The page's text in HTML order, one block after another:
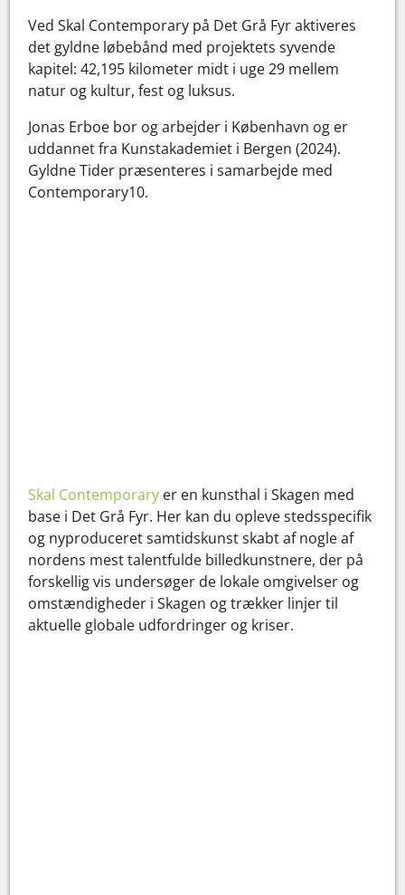
Ved Skal Contemporary på Det Grå Fyr aktiveres
det gyldne løbebånd med projektets syvende
kapitel: 42,195 kilometer midt i uge 29 mellem
natur og kultur, fest og luksus.
Jonas Erboe bor og arbejder i København og er
uddannet fra Kunstakademiet i Bergen (2024).
Gyldne Tider præsenteres i samarbejde med
Contemporary10.
Skal Contemporary er en kunsthal i Skagen med
base i Det Grå Fyr. Her kan du opleve stedsspecifik
og nyproduceret samtidskunst skabt af nogle af
nordens mest talentfulde billedkunstnere, der på
forskellig vis undersøger de lokale omgivelser og
omstændigheder i Skagen og trækker linjer til
aktuelle globale udfordringer og kriser.